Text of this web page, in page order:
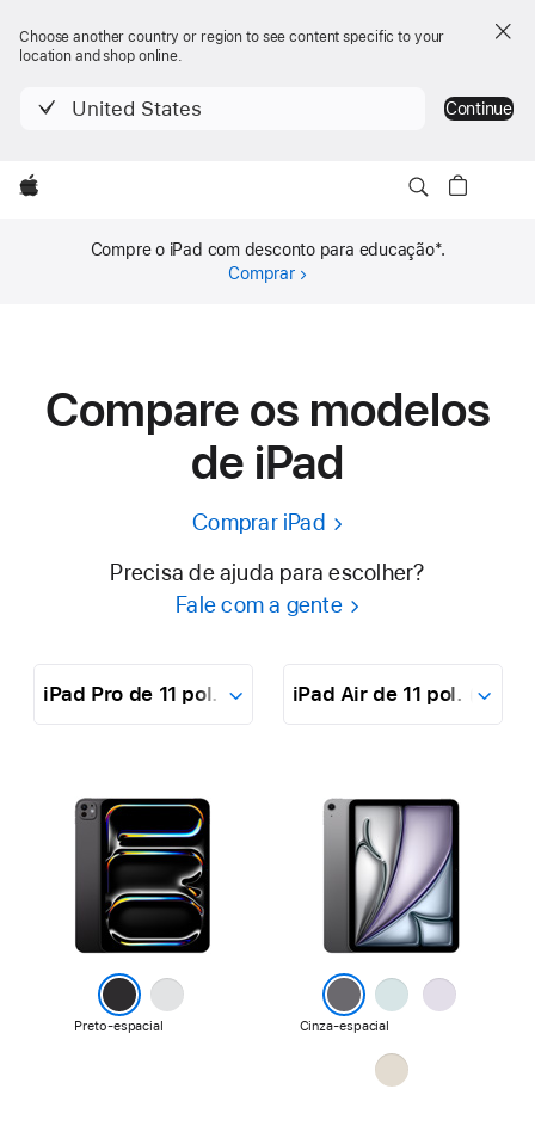
Choose another country or region to see content specific to your
location and shop online.
United States Continue
Apple
Compre o iPad com desconto para educação*.
Comprar
Compare os modelos
de iPad
Comprar iPad
Precisa de ajuda para escolher?
Fale com a gente
suspenso
Saiba
(M5)Preto-espacial
Prateado
Saiba
(M4)
Cinza-espacial
Azul Roxo
Estelar